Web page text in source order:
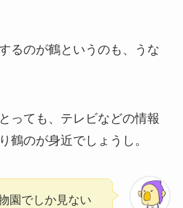
るのが鶴というのも、うな
っても、テレビなどの情報
鶴のが身近でしょうし。
園でしか見ない